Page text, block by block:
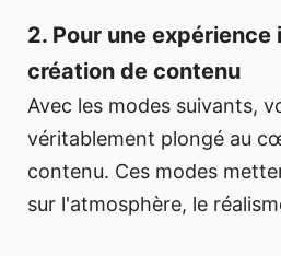
2. Pour une expérience
création de contenu
Avec les modes suivants,
véritablement plongé au
contenu. Ces modes
sur l'atmosphère, le